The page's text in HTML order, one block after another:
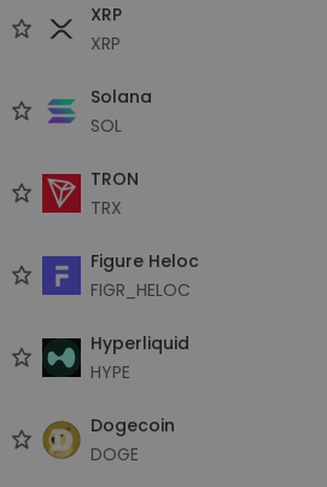
XRP
XRP
Solana
SOL
TRON
TRX
Figure Heloc
FIGR_HELOC
Hyperliquid
HYPE
Dogecoin
DOGE